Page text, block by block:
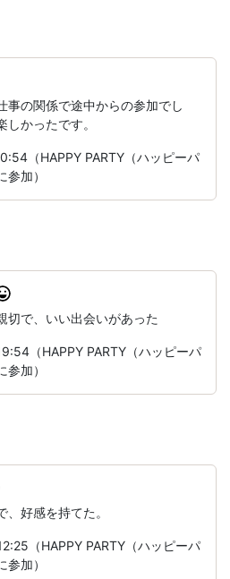
事の関係で途中からの参加でし
かったです。
（HAPPY PARTY（ハッピーパ
加）
切で、いい出会いがあった
（HAPPY PARTY（ハッピーパ
加）
好感を持てた。
（HAPPY PARTY（ハッピーパ
加）